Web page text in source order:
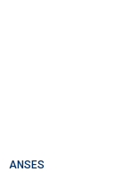
ANSES